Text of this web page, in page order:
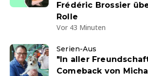
Frédéric Brossier
Rolle
Vor 43 Minuten
Serien-Aus
"In aller
Comeback von